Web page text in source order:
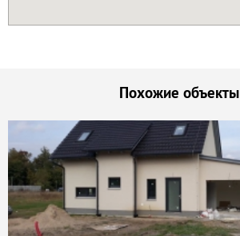
Похожие объекты